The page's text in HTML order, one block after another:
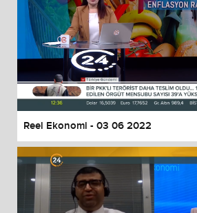
Reel Ekonomi - 03 06 2022